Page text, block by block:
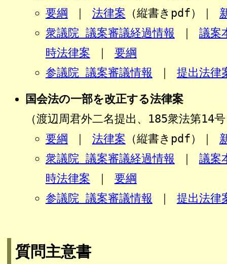
要綱 ｜ 法律案 （縦書きpdf）｜
衆議院 議案審議経過情報 ｜ 議案
時法律案 ｜ 要綱
参議院 議案審議情報 ｜ 提出法律
国会法の一部を改正する法律案
（渡辺周君外二名提出、185衆法第14
要綱 ｜ 法律案 （縦書きpdf）｜
衆議院 議案審議経過情報 ｜ 議案
時法律案 ｜ 要綱
参議院 議案審議情報 ｜ 提出法律
質問主意書